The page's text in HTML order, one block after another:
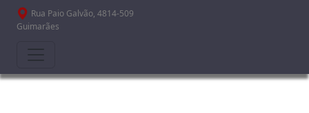
Passar para o conteúdo principal
Rua Paio Galvão, 4814-509
Guimarães